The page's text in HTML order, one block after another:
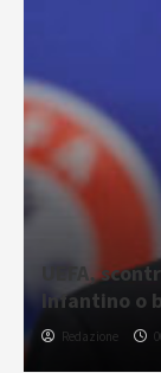
UEFA,
Infantino o
Redazione